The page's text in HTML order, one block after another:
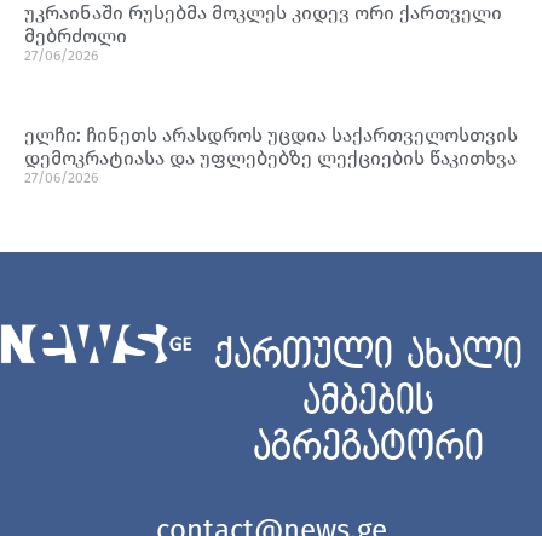
უკრაინაში რუსებმა მოკლეს კიდევ ორი ქართველი
მებრძოლი
27/06/2026
ელჩი: ჩინეთს არასდროს უცდია საქართველოსთვის
დემოკრატიასა და უფლებებზე ლექციების წაკითხვა
27/06/2026
ქართული ახალი
ამბების
აგრეგატორი